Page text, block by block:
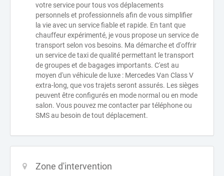
votre service pour tous vos déplacements
personnels et professionnels afin de vous simplifier
la vie avec un service fiable et rapide. En tant que
chauffeur expérimenté, je vous propose un service de
transport selon vos besoins. Ma démarche et d'offrir
un service de taxi de qualité permettant le transport
de groupes et de bagages importants. C'est au
moyen d'un véhicule de luxe : Mercedes Van Class V
extra-long, que vos trajets seront assurés. Les sièges
peuvent être configurés en mode normal ou en mode
salon. Vous pouvez me contacter par téléphone ou
SMS au besoin de tout déplacement.
Zone d'intervention